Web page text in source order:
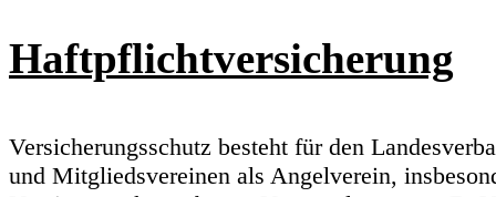
Haftpflichtversicherung
Versicherungsschutz besteht für den
und Mitgliedsvereinen als Angelverein,